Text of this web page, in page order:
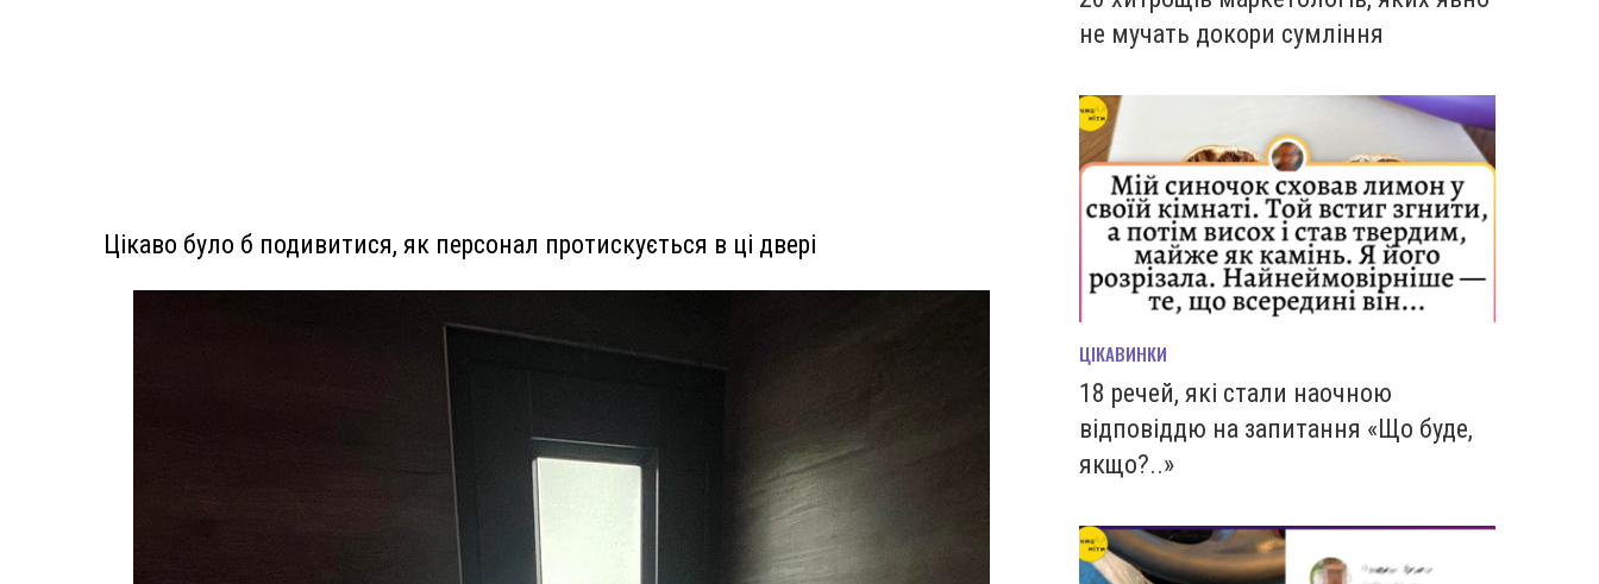
Цікаво було б подивитися, як персонал протискується в ці двері
не мучать докори сумління
ЦІКАВИНКИ
18 речей, які стали наочною
відповіддю на запитання «Що буде,
якщо?..»